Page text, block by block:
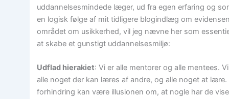
uddannelsesmindede læger, ud fra egen erfaring og
en logisk følge af mit tidligere blogindlæg om
området om usikkerhed, vil jeg nævne her som
at skabe et gunstigt uddannelsesmiljø:
Udflad hierakiet: Vi er alle mentorer og alle mentees.
alle noget der kan læres af andre, og alle noget at lære.
forhindring kan være illusionen om, at nogle har de